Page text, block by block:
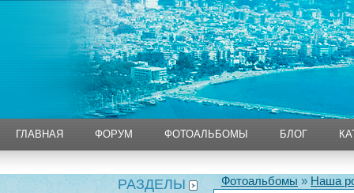
ГЛАВНАЯ ФОРУМ ФОТОАЛЬБОМЫ БЛОГ
РАЗДЕЛЫ Фотоальбомы » Наша